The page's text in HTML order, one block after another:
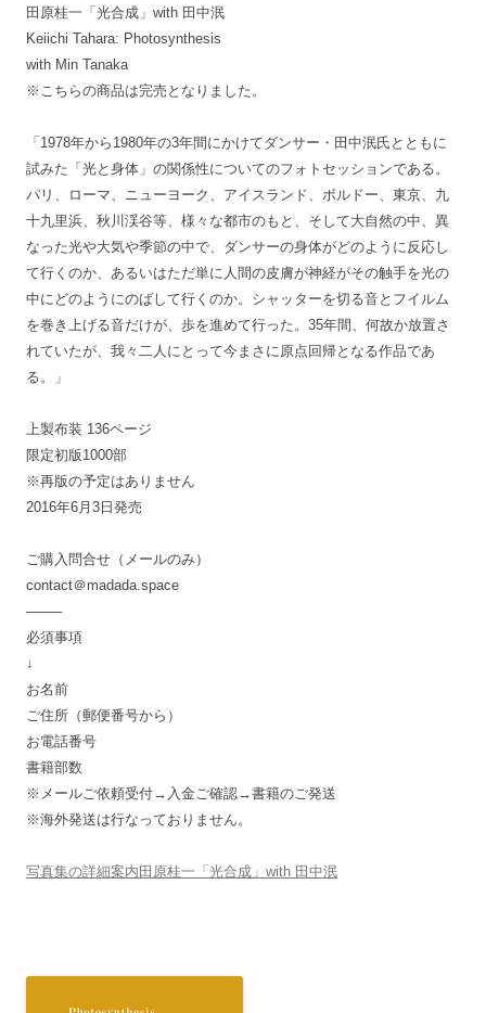
田原桂一「光合成」with 田中泯
Keiichi Tahara: Photosynthesis
with Min Tanaka
※こちらの商品は完売となりました。
「1978年から1980年の3年間にかけてダンサー・田中泯氏とともに
試みた「光と身体」の関係性についてのフォトセッションである。
パリ、ローマ、ニューヨーク、アイスランド、ボルドー、東京、九
十九里浜、秋川渓谷等、様々な都市のもと、そして大自然の中、異
なった光や大気や季節の中で、ダンサーの身体がどのように反応し
て行くのか、あるいはただ単に人間の皮膚が神経がその触手を光の
中にどのようにのばして行くのか。シャッターを切る音とフイルム
を巻き上げる音だけが、歩を進めて行った。35年間、何故か放置さ
れていたが、我々二人にとって今まさに原点回帰となる作品であ
る。」
上製布装 136ページ
限定初版1000部
※再版の予定はありません
2016年6月3日発売
ご購入問合せ（メールのみ）
contact＠madada.space
——–
必須事項
↓
お名前
ご住所（郵便番号から）
お電話番号
書籍部数
※メールご依頼受付→入金ご確認→書籍のご発送
※海外発送は行なっておりません。
写真集の詳細案内田原桂一「光合成」with 田中泯